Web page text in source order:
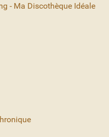
- Ma Discothèque Idéale